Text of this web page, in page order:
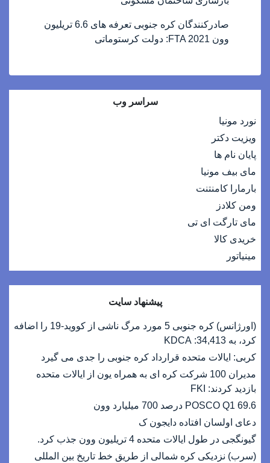
صادرکنندگان کره جنوبی تعرفه های 6.6 تریلیون
وون FTA 2021: دولت کرستوماتی
سراسر وب
نورد مونیا
ویزیت دکتر
پایان نام ها
مای بیف مونیا
بارمارا کامنتنت
ومن کلادز
مای تارگت ای تی
خریدی کالا
مینیاتور
پیشنهاد سایت
(اورژانس) کره جنوبی 5 مورد مرگ ناشی از کووید-19 را اضافه
کرد، به 34,413: KDCA
کربی: ایالات متحده قرارداد کره جنوبی را جدی می گیرد
مدیران 100 شرکت کره ای به همراه یون از ایالات متحده
بازدید کردند: FKI
POSCO Q1 69.6 درصد 700 میلیارد وون
دعای اولسان افتاده دایجون ک
گیونگجی در طول ایالات متحده 4 تریلیون وون جذب کرد.
(سرب) نزدیکی کره شمالی از طریق خط تاریخ بین المللی